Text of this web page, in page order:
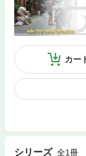
カー
シリーズ 全1冊